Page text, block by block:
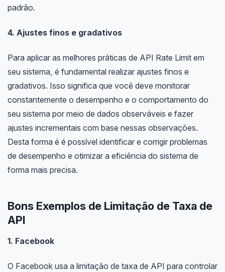
padrão.
4. Ajustes finos e gradativos
Para aplicar as melhores práticas de API Rate Limit em
seu sistema, é fundamental realizar ajustes finos e
gradativos. Isso significa que você deve monitorar
constantemente o desempenho e o comportamento do
seu sistema por meio de dados observáveis e fazer
ajustes incrementais com base nessas observações.
Desta forma é é possível identificar e corrigir problemas
de desempenho e otimizar a eficiência do sistema de
forma mais precisa.
Bons Exemplos de Limitação de Taxa de
API
1. Facebook
O Facebook usa a limitação de taxa de API para controlar